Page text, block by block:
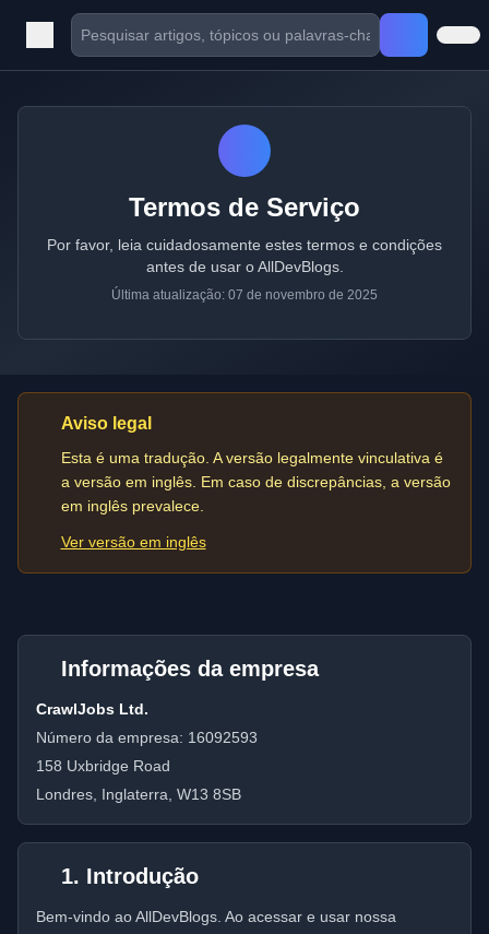
Termos de Serviço
Por favor, leia cuidadosamente estes termos e condições
antes de usar o AllDevBlogs.
Última atualização: 07 de novembro de 2025
Aviso legal
Esta é uma tradução. A versão legalmente vinculativa é
a versão em inglês. Em caso de discrepâncias, a versão
em inglês prevalece.
Ver versão em inglês
Informações da empresa
CrawlJobs Ltd.
Número da empresa: 16092593
158 Uxbridge Road
Londres, Inglaterra, W13 8SB
1. Introdução
Bem-vindo ao AllDevBlogs. Ao acessar e usar nossa